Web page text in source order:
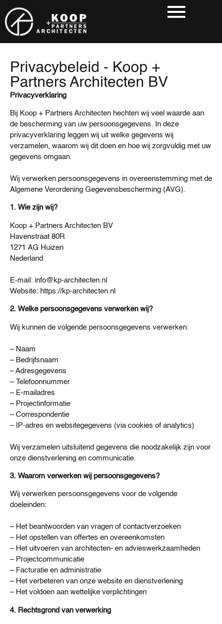
Privacybeleid - Koop +
Partners Architecten BV
Privacyverklaring
Bij Koop + Partners Architecten hechten wij veel waarde aan
de bescherming van uw persoonsgegevens. In deze
privacyverklaring leggen wij uit welke gegevens wij
verzamelen, waarom wij dit doen en hoe wij zorgvuldig met uw
gegevens omgaan.
Wij verwerken persoonsgegevens in overeenstemming met de
Algemene Verordening Gegevensbescherming (AVG).
1. Wie zijn wij?
Koop + Partners Architecten BV
Havenstraat 80R
1271 AG Huizen
Nederland
E-mail: info@kp-architecten.nl
Website: https://kp-architecten.nl
2. Welke persoonsgegevens verwerken wij?
Wij kunnen de volgende persoonsgegevens verwerken:
– Naam
– Bedrijfsnaam
– Adresgegevens
– Telefoonnummer
– E-mailadres
– Projectinformatie
– Correspondentie
– IP-adres en websitegegevens (via cookies of analytics)
Wij verzamelen uitsluitend gegevens die noodzakelijk zijn voor
onze dienstverlening en communicatie.
3. Waarom verwerken wij persoonsgegevens?
Wij verwerken persoonsgegevens voor de volgende
doeleinden:
– Het beantwoorden van vragen of contactverzoeken
– Het opstellen van offertes en overeenkomsten
– Het uitvoeren van architecten- en advieswerkzaamheden
– Projectcommunicatie
– Facturatie en administratie
– Het verbeteren van onze website en dienstverlening
– Het voldoen aan wettelijke verplichtingen
4. Rechtsgrond van verwerking